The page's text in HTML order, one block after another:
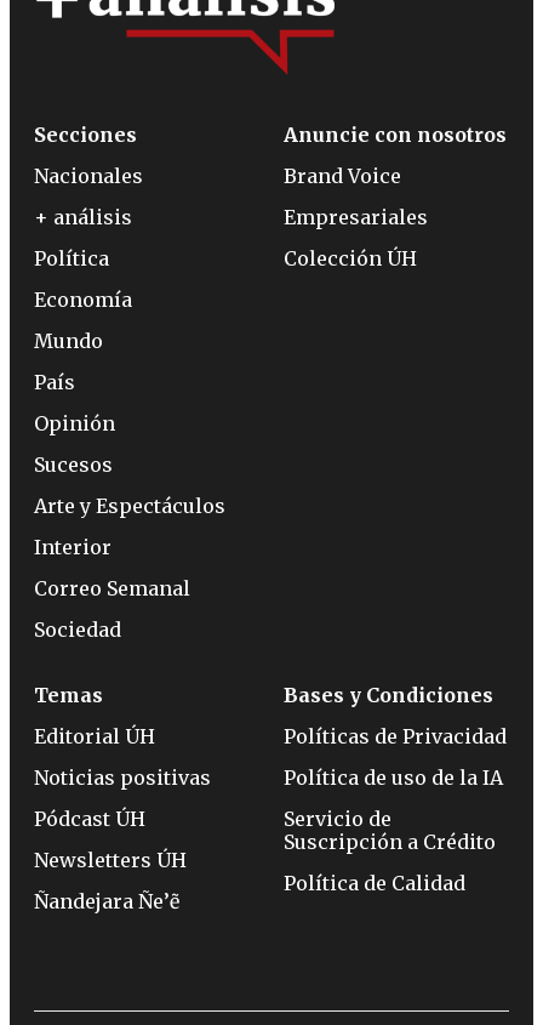
Secciones
Nacionales
+ análisis
Política
Economía
Mundo
País
Opinión
Sucesos
Arte y Espectáculos
Interior
Correo Semanal
Sociedad
Anuncie con nosotros
Brand Voice
Empresariales
Colección ÚH
Temas
Editorial ÚH
Noticias positivas
Pódcast ÚH
Newsletters ÚH
Ñandejara Ñe’ẽ
Bases y Condiciones
Políticas de Privacidad
Política de uso de la IA
Servicio de
Suscripción a Crédito
Política de Calidad